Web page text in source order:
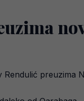
preuzima